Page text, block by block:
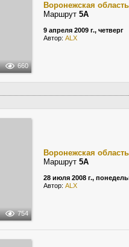
660
Воронежская область
Маршрут 5А
9 апреля 2009 г., четверг
Автор: ALX
754
Воронежская область
Маршрут 5А
28 июля 2008 г.,
Автор: ALX